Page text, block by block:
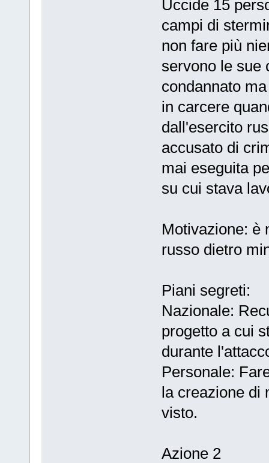
Uccide 15
campi di
non fare più
servono le sue
condannato
in carcere
dall'esercito
accusato di
mai eseguita
su cui stava
Motivazione: è
russo dietro
Piani segreti:
Nazionale:
progetto a cui
durante
Personale:
la creazione di
visto.
Azione 2